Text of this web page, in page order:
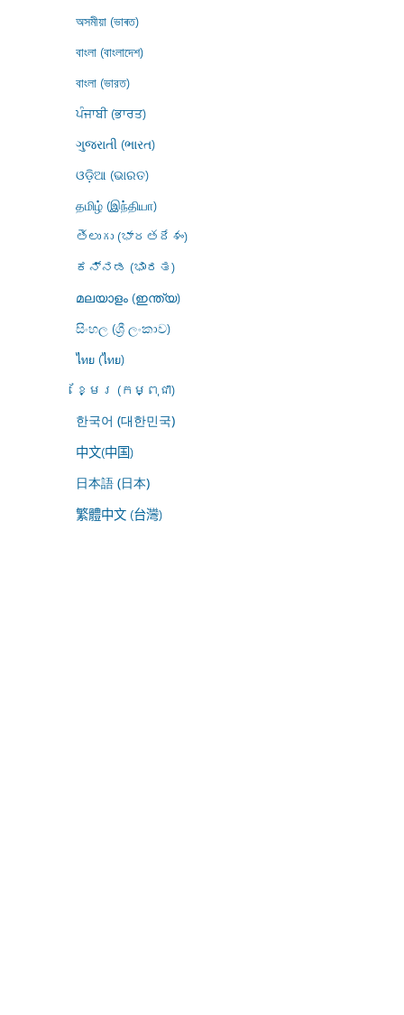
অসমীয়া (ভাৰত)
বাংলা (বাংলাদেশ)
বাংলা (ভারত)
ਪੰਜਾਬੀ (ਭਾਰਤ)
ગુજરાતી (ભારત)
ଓଡ଼ିଆ (ଭାରତ)
தமிழ் (இந்தியா)
తెలుగు (భారతదేశం)
ಕನ್ನಡ (ಭಾರತ)
മലയാളം (ഇന്ത്യ)
සිංහල (ශ්‍රී ලංකාව)
ไทย (ไทย)
ខ្មែរ (កម្ពុជា)
한국어 (대한민국)
中文(中国)
日本語 (日本)
繁體中文 (台灣)